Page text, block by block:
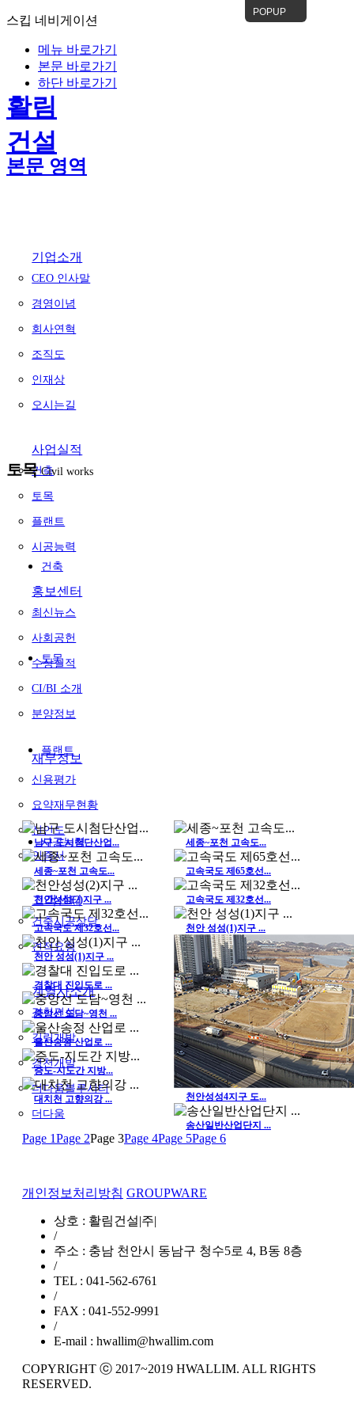
스킵 네비게이션
메뉴 바로가기
본문 바로가기
하단 바로가기
POPUP
활림
건설
기업소개
CEO 인사말
경영이념
회사연혁
조직도
인재상
오시는길
사업실적
건축
토목
플랜트
시공능력
홍보센터
최신뉴스
사회공헌
수상실적
CI/BI 소개
분양정보
재무정보
신용평가
요약재무현황
신인도
인증서
고객센터
건축시공상담
견적요청
계열사소개
경천건설
길림개발
경천개발
더다움블루시티
더다움
본문 영역
건축
토목
플랜트
시공능력
토목 Civil works
남구 도시첨단산업... 세종~포천 고속도...
세종~포천 고속도... 고속국도 제65호선...
천안성성(2)지구 ... 고속국도 제32호선...
고속국도 제32호선... 천안 성성(1)지구 ...
천안 성성(1)지구 ...
천안성성4지구 도...
경찰대 진입도로 ...
중앙선 도담~영천 ...
울산송정 산업로 ...
증도-지도간 지방...
대치천 고향의강 ...
송산일반산업단지 ...
Page 1Page 2Page 3Page 4Page 5Page 6
개인정보처리방침 GROUPWARE
상호 : 활림건설|주|
/
주소 : 충남 천안시 동남구 청수5로 4, B동 8층
/
TEL : 041-562-6761
/
FAX : 041-552-9991
/
E-mail : hwallim@hwallim.com
COPYRIGHT ⓒ 2017~2019 HWALLIM. ALL RIGHTS
RESERVED.